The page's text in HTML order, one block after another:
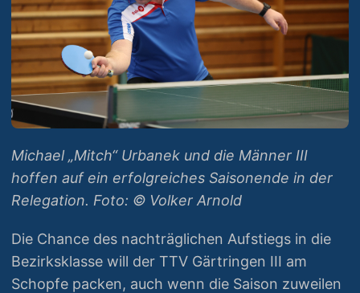
Michael „Mitch“ Urbanek und die Männer III
hoffen auf ein erfolgreiches Saisonende in der
Relegation. Foto: © Volker Arnold
Die Chance des nachträglichen Aufstiegs in die
Bezirksklasse will der TTV Gärtringen III am
Schopfe packen, auch wenn die Saison zuweilen